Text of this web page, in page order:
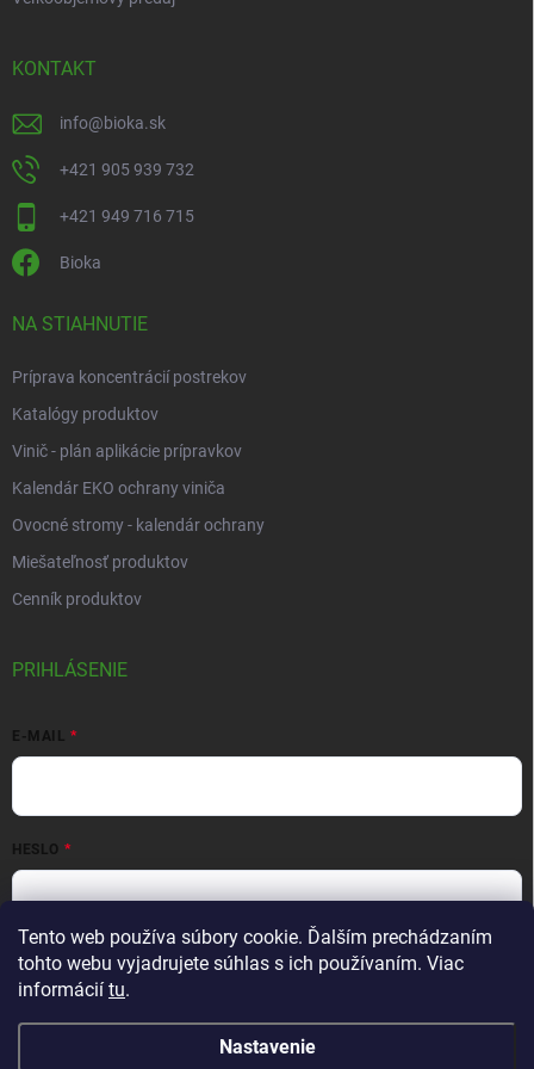
Tento web používa súbory cookie. Ďalším prechádzaním
tohto webu vyjadrujete súhlas s ich používaním. Viac
informácií tu.
Nastavenie
KONTAKT
info@bioka.sk
+421 905 939 732
+421 949 716 715
Bioka
NA STIAHNUTIE
Príprava koncentrácií postrekov
Katalógy produktov
Vinič - plán aplikácie prípravkov
Kalendár EKO ochrany viniča
Ovocné stromy - kalendár ochrany
Miešateľnosť produktov
Cenník produktov
PRIHLÁSENIE
E-MAIL
HESLO
Prihlásiť sa
Nová registrácia